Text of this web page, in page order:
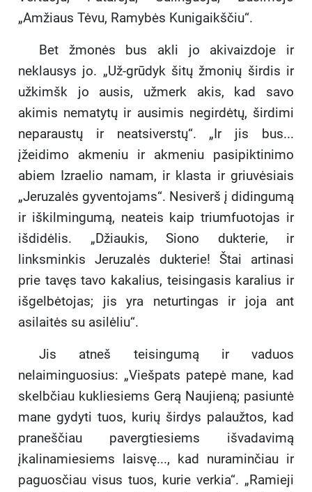
„Amžiaus Tėvu, Ramybės Kunigaikščiu“.
Bet žmonės bus akli jo akivaizdoje ir
neklausys jo. „Už-grūdyk šitų žmonių širdis ir
užkimšk jo ausis, užmerk akis, kad savo
akimis nematytų ir ausimis negirdėtų, širdimi
neparaustų ir neatsiverstų“. „Ir jis bus...
įžeidimo akmeniu ir akmeniu pasipiktinimo
abiem Izraelio namam, ir klasta ir griuvėsiais
„Jeruzalės gyventojams“. Nesiverš į didingumą
ir iškilmingumą, neateis kaip triumfuotojas ir
išdidėlis. „Džiaukis, Siono dukterie,
ir
linksminkis Jeruzalės dukterie! Štai artinasi
prie tavęs tavo kakalius, teisingasis karalius ir
išgelbėtojas; jis yra neturtingas ir joja ant
asilaitės su asilėliu“.
Jis atneš teisingumą ir vaduos
nelaiminguosius: „Viešpats patepė mane, kad
skelbčiau kukliesiems Gerą Naujieną; pasiuntė
mane gydyti tuos, kurių širdys palaužtos, kad
praneščiau pavergtiesiems išvadavimą
įkalinamiesiems laisvę..., kad nuraminčiau ir
paguosčiau visus tuos, kurie verkia“. „Ramieji